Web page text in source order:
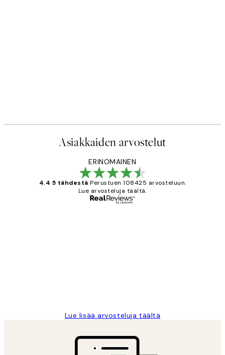
Asiakkaiden arvostelut
ERINOMAINEN
4.4 5 tähdestä Perustuen 108425 arvosteluun.
Lue arvosteluja täältä.
Lue lisää arvosteluja täältä